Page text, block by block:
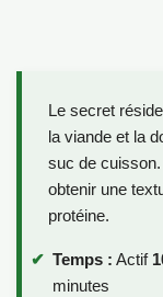
Le secret
la viande et la
suc de
obtenir une
protéine.
Temps : Actif
minutes